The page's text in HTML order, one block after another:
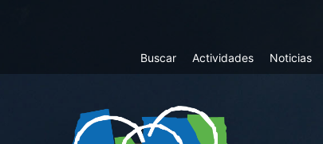
Top
Buscar Actividades Noticias